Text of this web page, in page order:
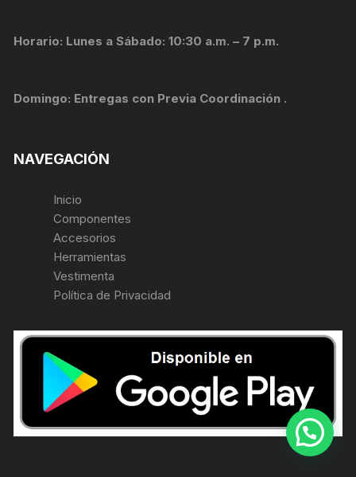
Horario: Lunes a Sábado: 10:30 a.m. – 7 p.m.
Domingo: Entregas con Previa Coordinación .
NAVEGACIÓN
Inicio
Componentes
Accesorios
Herramientas
Vestimenta
Política de Privacidad